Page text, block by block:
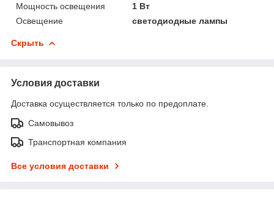
Мощность освещения
1 Вт
Освещение
светодиодные лампы
Скрыть
Условия доставки
Доставка осуществляется только по предоплате.
Самовывоз
Транспортная компания
Все условия доставки